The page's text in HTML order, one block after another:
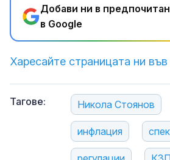
Добави ни в
в Google
Харесайте страницата ни
Тагове: Никола Стоянов
инфлация